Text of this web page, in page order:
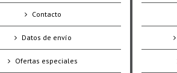
Contacto
Datos de envío
Ofertas especiales